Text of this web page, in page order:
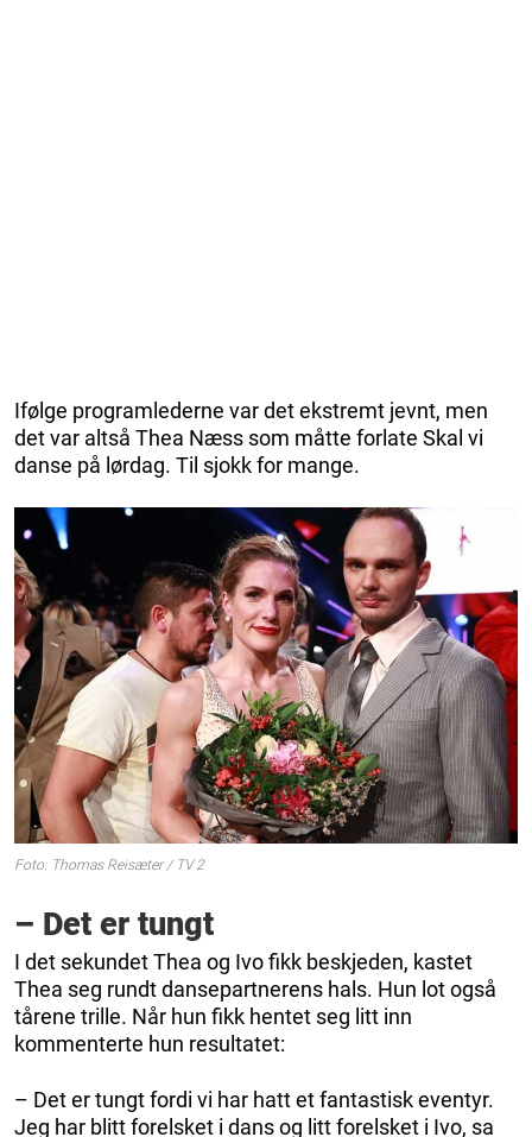
Ifølge programlederne var det ekstremt jevnt, men
det var altså Thea Næss som måtte forlate Skal vi
danse på lørdag. Til sjokk for mange.
Foto: Thomas Reisæter / TV 2
– Det er tungt
I det sekundet Thea og Ivo fikk beskjeden, kastet
Thea seg rundt dansepartnerens hals. Hun lot også
tårene trille. Når hun fikk hentet seg litt inn
kommenterte hun resultatet:
– Det er tungt fordi vi har hatt et fantastisk eventyr.
Jeg har blitt forelsket i dans og litt forelsket i Ivo, sa